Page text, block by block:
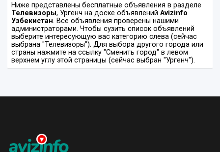
Ниже представлены бесплатные объявления в разделе
Телевизоры, Ургенч на доске объявлений Avizinfo
Узбекистан. Все объявления проверены нашими
администраторами. Чтобы сузить список объявлений
выберите интересующую вас категорию слева (сейчас
выбрана "Телевизоры"). Для выбора другого города или
страны нажмите на ссылку "Сменить город" в левом
верхнем углу этой страницы (сейчас выбран "Ургенч").